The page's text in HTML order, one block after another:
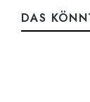
DAS